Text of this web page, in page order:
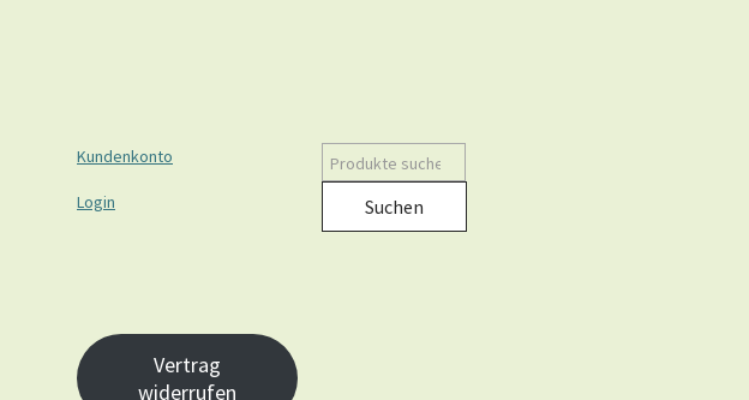
Kundenkonto
Login
Vertrag
widerrufen
Suchen